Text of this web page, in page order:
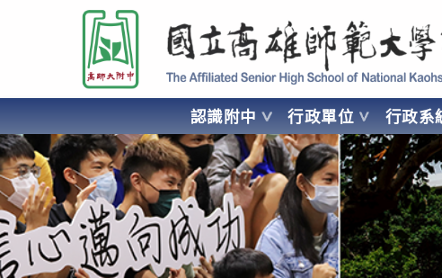
要
容
國立高雄師範大學附屬高級中學 Affiliated Senior High School of National
認識附中 行政單位 行政
AFFILIATED SENIOR HIGH SCHOOL OF NATIONAL